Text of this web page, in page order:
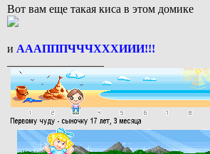
Вот вам еще такая киса в этом домике
и АААПППЧЧЧХХХИИИ!!!